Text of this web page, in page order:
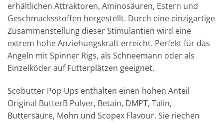
erhältlichen Attraktoren, Aminosäuren, Estern und
Geschmacksstoffen hergestellt. Durch eine einzigartige
Zusammenstellung dieser Stimulantien wird eine
extrem hohe Anziehungskraft erreicht. Perfekt für das
Angeln mit Spinner Rigs, als Schneemann oder als
Einzelköder auf Futterplätzen geeignet.
Scobutter Pop Ups enthalten einen hohen Anteil
Original ButterB Pulver, Betain, DMPT, Talin,
Buttersäure, Mohn und Scopex Flavour. Sie riechen